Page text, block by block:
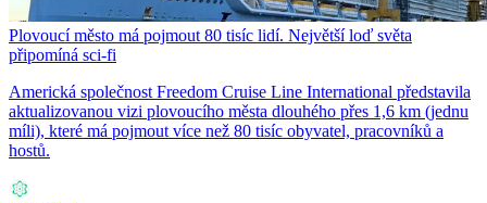
Plovoucí město má pojmout 80 tisíc lidí. Největší loď světa
připomíná sci-fi
Americká společnost Freedom Cruise Line International představila
aktualizovanou vizi plovoucího města dlouhého přes 1,6 km (jednu
míli), které má pojmout více než 80 tisíc obyvatel, pracovníků a
hostů.